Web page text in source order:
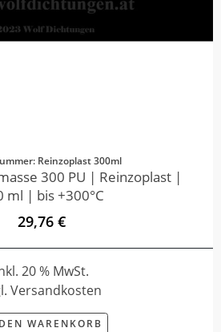
Reinzoplast 300ml
300 PU | Reinzoplast |
ml | bis +300°C
29,76 €
20 % MwSt.
Versandkosten
WARENKORB